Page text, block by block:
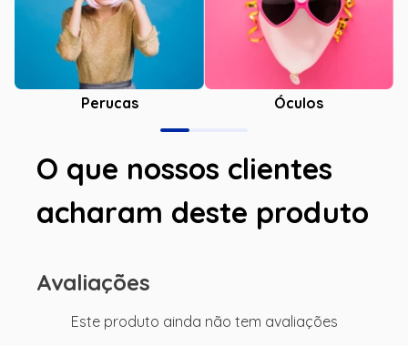
Perucas Óculos
O que nossos clientes
acharam deste produto
Avaliações
Este produto ainda não tem avaliações